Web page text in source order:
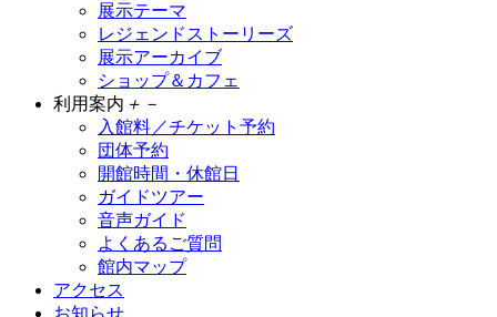
展示テーマ
レジェンドストーリーズ
展示アーカイブ
ショップ＆カフェ
利用案内 ＋ －
入館料／チケット予約
団体予約
開館時間・休館日
ガイドツアー
音声ガイド
よくあるご質問
館内マップ
アクセス